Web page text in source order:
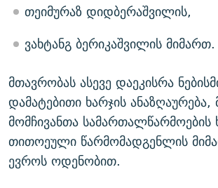
თეიმურაზ დიდბერაშვილის,
ვახტანგ ბერიკაშვილის მიმართ.
მთავრობას ასევე დაეკისრა
დამატებითი ხარჯის
მომჩივანთა სამართალწარმოების
თითოეული წარმომადგენლის
ევროს ოდენობით.